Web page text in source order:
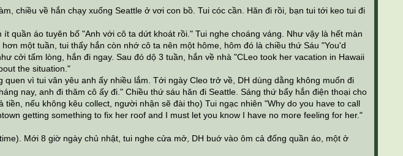
chiều về hắn chạy xuống Seattle ở vơi con bồ. Tui cóc cần. Hăn đi rồi, bạn tui tới keo tui đi
quần áo tuyên bố "Anh với cô ta dứt khoát rồi." Tui nghe choáng váng. Như vậy là hết màn
một tuần, tui thấy hắn còn nhớ cô ta nên một hôme, hôm đó là chiều thứ Sáu "You'd
cởi tấm lòng, hắn đi ngay. Sau đó dộ 3 tuần, hắn về nhà "CLeo took her vacation in Hawaii
the situation."
vì tui vân yêu anh ấy nhiều lắm. Tới ngày Cleo trở về, DH dùng dằng không muốn đi
nay, anh đi thăm cô ấy đi." Chiều thứ sáu hăn đi Seattle. Sáng thứ bẩy hắn điện thoại cho
nếu không kêu collect, người nhận sẽ đài thọ) Tui ngạc nhiên "Why do you have to call
getting something to fix her roof and I must let you know I have no more feeling for her."
Mới 8 giờ ngày chủ nhật, tui nghe cửa mở, DH buớ vào ôm cả đống quần áo, một ở